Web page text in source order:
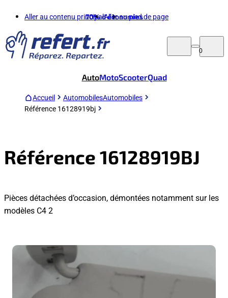
Aller au contenu principalAller au pied de page
70%d'économies
0
AutoMotoScooterQuad
Accueil AutomobilesAutomobiles
Référence 16128919bj
Référence 16128919BJ
Pièces détachées d’occasion, démontées notamment sur les
modèles C4 2